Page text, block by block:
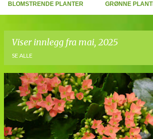
BLOMSTRENDE PLANTER GRØNNE
Viser innlegg fra mai, 2025
SE ALLE
n
n